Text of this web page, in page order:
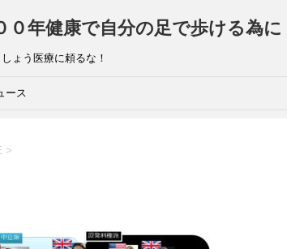
０年健康で自分の足で歩ける為に
ょう医療に頼るな！
ース
>